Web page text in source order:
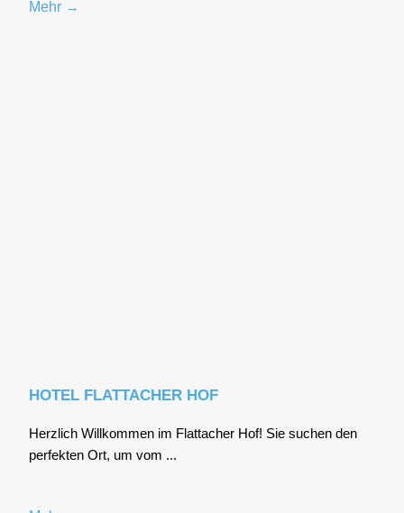
Mehr →
HOTEL FLATTACHER HOF
Herz­lich Will­kom­men im Flat­ta­cher Hof! Sie suchen den
per­fek­ten Ort, um vom ...